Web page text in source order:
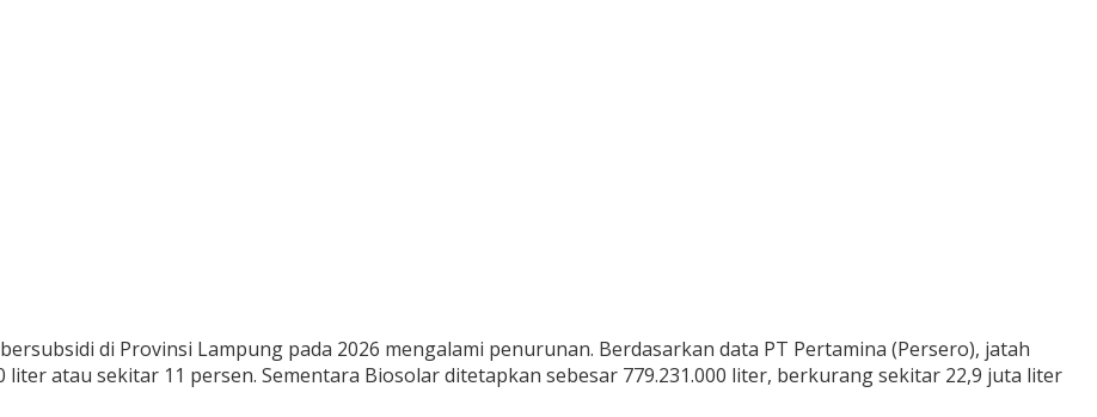
di Provinsi Lampung pada 2026 mengalami penurunan. Berdasarkan data PT Pertamina (Persero), jatah
liter atau sekitar 11 persen. Sementara Biosolar ditetapkan sebesar 779.231.000 liter, berkurang sekitar 22,9 juta liter